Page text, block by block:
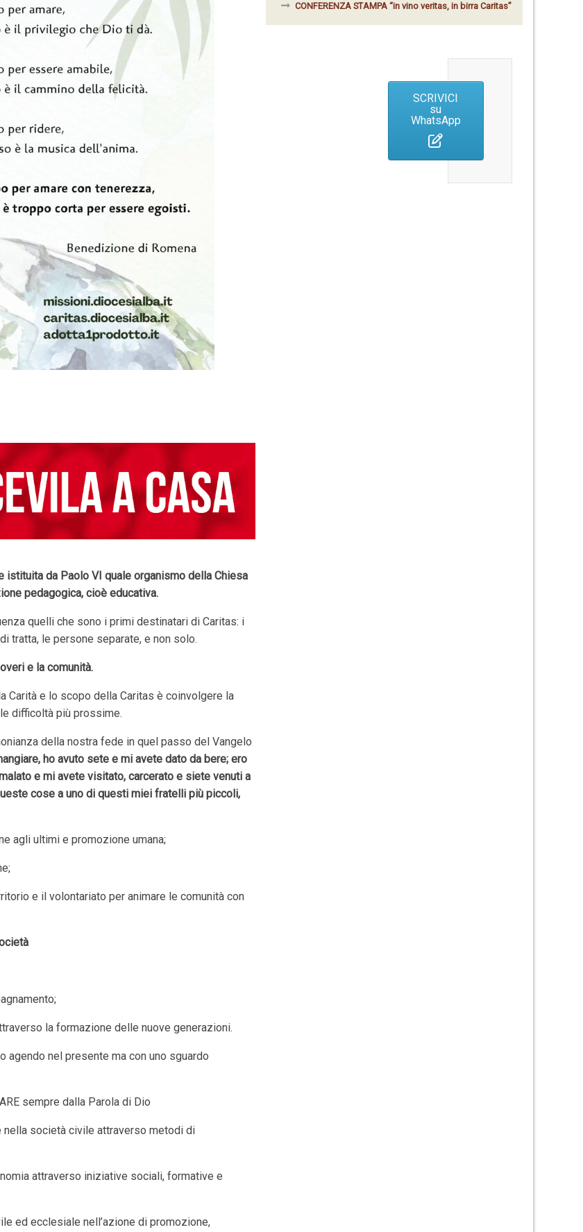
CONFERENZA STAMPA “in vino veritas, in birra Caritas”
SCRIVICI
su
WhatsApp
istituita da Paolo VI quale organismo della Chiesa
pedagogica, cioè educativa.
quelli che sono i primi destinatari di Caritas: i
tratta, le persone separate, e non solo.
e la comunità.
Carità e lo scopo della Caritas è coinvolgere la
difficoltà più prossime.
della nostra fede in quel passo del Vangelo
ho avuto sete e mi avete dato da bere; ero
e mi avete visitato, carcerato e siete venuti a
cose a uno di questi miei fratelli più piccoli,
agli ultimi e promozione umana;
e il volontariato per animare le comunità con
la formazione delle nuove generazioni.
agendo nel presente ma con uno sguardo
sempre dalla Parola di Dio
società civile attraverso metodi di
attraverso iniziative sociali, formative e
ed ecclesiale nell’azione di promozione,